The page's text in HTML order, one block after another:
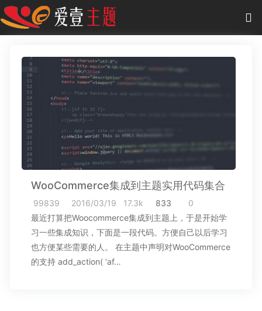
主题
插件
教程
商城
WooCommerce集成到主题实用代码集合
99839 2016/03/19 17.3k 833
0
最近打算把Woocommerce集成到主题上，于是开始学
习一些集成知识，下面是一段代码。方便自己以后学习
也方便某些需要的人。 在主题中声明对WooCommerce
的支持 add_action( ‘af…